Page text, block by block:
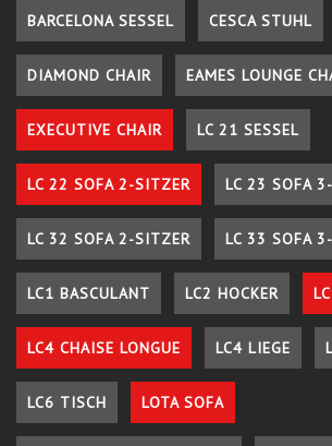
BARCELONA SESSEL CESCA STUHL
DIAMOND CHAIR EAMES LOUNGE
EXECUTIVE CHAIR LC 21 SESSEL
LC 22 SOFA 2-SITZER LC 23 SOFA
LC 32 SOFA 2-SITZER LC 33 SOFA
LC1 BASCULANT LC2 HOCKER
LC4 CHAISE LONGUE LC4 LIEGE
LC6 TISCH LOTA SOFA